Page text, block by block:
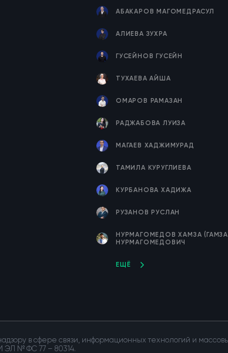
АБАКАРОВ МАГОМЕДРАСУЛ
АЛИЕВА ЗУХРА
ГУСЕЙНОВ ГУСЕЙН
ТУХАЕВА АЙША
ОМАРОВ РАМАЗАН
РАДЖАБОВА ЛУИЗА
МАГАЕВ ХАДЖИМУРАД
ТАМИЛА КУРУГЛИЕВА
КУРБАНОВА ХАДИЖА
РУЗАНОВ РУСЛАН
НУРМАГОМЕДОВ ХАМЗА
НУРМАГОМЕДОВИЧ
ЕЩЁ
в сфере связи, информационных технологий и
ЭЛ № ФС 77 – 80314.